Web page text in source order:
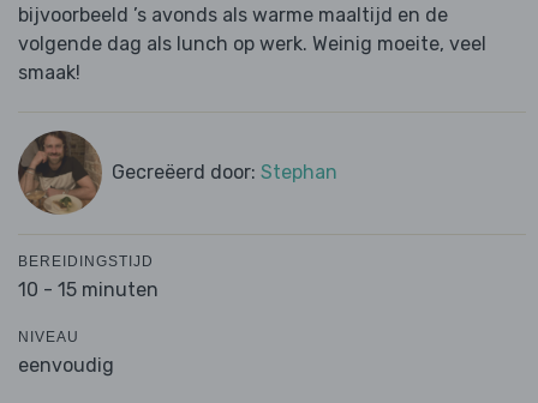
bijvoorbeeld ’s avonds als warme maaltijd en de
volgende dag als lunch op werk. Weinig moeite, veel
smaak!
Gecreëerd door: Stephan
BEREIDINGSTIJD
10 - 15 minuten
NIVEAU
eenvoudig